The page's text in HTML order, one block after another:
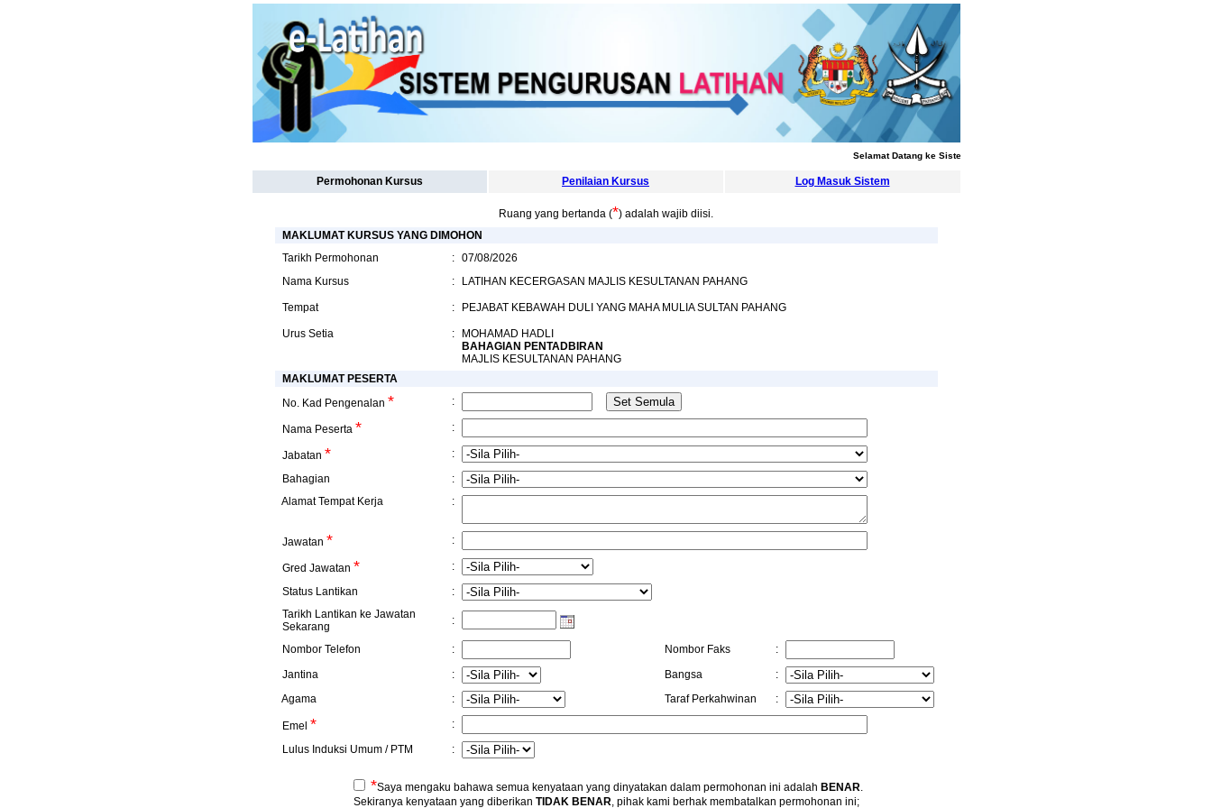
Selamat Datang ke Sistem Pengurusan Latihan
Permohonan Kursus Penilaian Kursus Log Masuk Sistem
Ruang yang bertanda (*) adalah wajib diisi.
MAKLUMAT KURSUS YANG DIMOHON
Tarikh Permohonan
:
07/08/2026
Nama Kursus
: LATIHAN KECERGASAN MAJLIS KESULTANAN PAHANG
Tempat : PEJABAT KEBAWAH DULI YANG MAHA MULIA SULTAN PAHANG
Urus Setia :
MOHAMAD HADLI
BAHAGIAN PENTADBIRAN
MAJLIS KESULTANAN PAHANG
MAKLUMAT PESERTA
No. Kad Pengenalan * :
Nama Peserta * :
Jabatan *
:
Bahagian
:
Alamat Tempat Kerja
:
Jawatan * :
Gred Jawatan *
:
Status Lantikan
:
Tarikh Lantikan ke Jawatan
Sekarang
:
Nombor Telefon : Nombor Faks
:
Jantina
: Bangsa
:
Agama
: Taraf Perkahwinan :
Emel *
:
Lulus Induksi Umum / PTM
:
*Saya mengaku bahawa semua kenyataan yang dinyatakan dalam permohonan ini adalah BENAR.
Sekiranya kenyataan yang diberikan TIDAK BENAR, pihak kami berhak membatalkan permohonan ini;